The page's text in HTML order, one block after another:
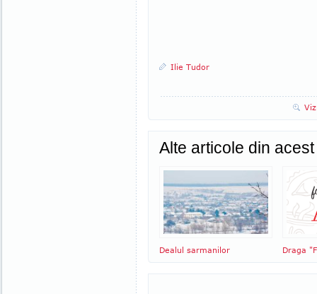
Ilie Tudor
Alte articole din
Dealul sarmanilor Draga